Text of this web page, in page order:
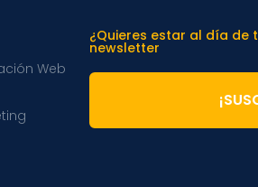
Web
¿Quieres estar al día de
newsletter